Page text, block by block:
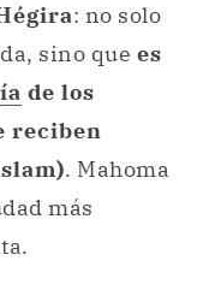
: no solo
sino que es
de los
reciben
. Mahoma
más